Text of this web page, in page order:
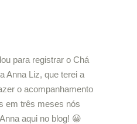
para registrar o Chá
Anna Liz, que terei a
o acompanhamento
em três meses nós
aqui no blog! 😀